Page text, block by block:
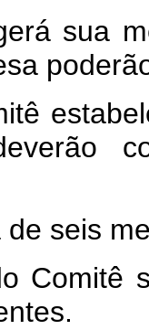
sua
seis
Comitê